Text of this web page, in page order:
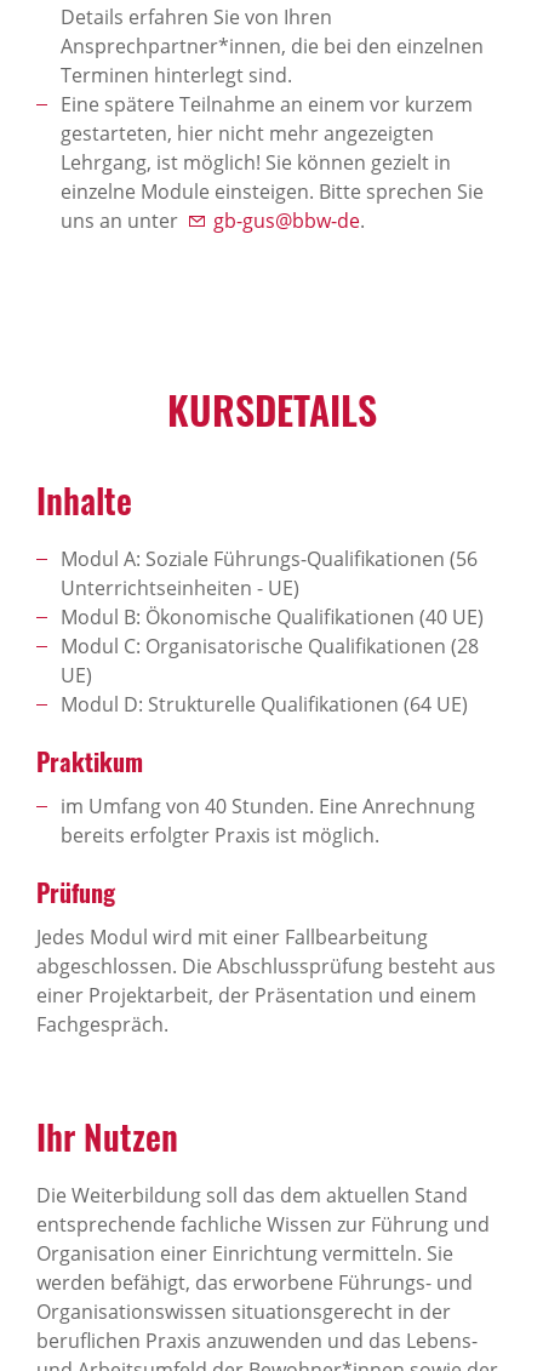
Details erfahren Sie von Ihren
Ansprechpartner*innen, die bei den einzelnen
Terminen hinterlegt sind.
Eine spätere Teilnahme an einem vor kurzem
gestarteten, hier nicht mehr angezeigten
Lehrgang, ist möglich! Sie können gezielt in
einzelne Module einsteigen. Bitte sprechen Sie
uns an unter
gb-gus@bbw-de.
KURSDETAILS
Inhalte
Modul A: Soziale Führungs-Qualifikationen (56
Unterrichtseinheiten - UE)
Modul B: Ökonomische Qualifikationen (40 UE)
Modul C: Organisatorische Qualifikationen (28
UE)
Modul D: Strukturelle Qualifikationen (64 UE)
Praktikum
im Umfang von 40 Stunden. Eine Anrechnung
bereits erfolgter Praxis ist möglich.
Prüfung
Jedes Modul wird mit einer Fallbearbeitung
abgeschlossen. Die Abschlussprüfung besteht aus
einer Projektarbeit, der Präsentation und einem
Fachgespräch.
Ihr Nutzen
Die Weiterbildung soll das dem aktuellen Stand
entsprechende fachliche Wissen zur Führung und
Organisation einer Einrichtung vermitteln. Sie
werden befähigt, das erworbene Führungs- und
Organisationswissen situationsgerecht in der
beruflichen Praxis anzuwenden und das Lebens-